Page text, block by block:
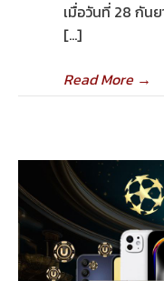
เมื่อวันที่ 28 กัน
[…]
Read More→